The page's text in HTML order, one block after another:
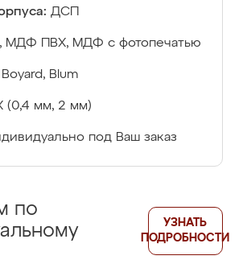
ДСП
МДФ ПВХ, МДФ с фотопечатью
Boyard, Blum
(0,4 мм, 2 мм)
под Ваш заказ
по
УЗНАТЬ
ПОДРОБНОСТИ